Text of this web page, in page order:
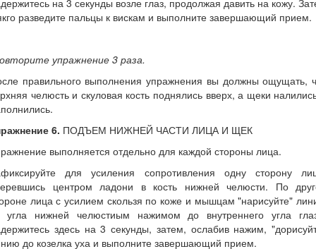
на 3 секунды возле глаз, продолжая давить на кожу.
разведите пальцы к вискам и выполните завершающий прием.
упражнение 3 раза.
правильного выполнения упражнения вы должны ощущать,
челюсть и скуловая кость поднялись вверх, а щеки
6. ПОДЪЕМ НИЖНЕЙ ЧАСТИ ЛИЦА И ЩЕК
выполняется отдельно для каждой стороны лица.
для усиления сопротивления одну сторону
центром ладони в кость нижней челюсти. По
лица с усилием скользя по коже и мышцам "нарисуйте"
угла нижней челюстиым нажимом до внутреннего угла
здесь на 3 секунды, затем, ослабив нажим,
до козелка уха и выполните завершающий прием.